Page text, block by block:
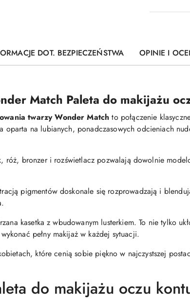
DOT. BEZPIECZEŃSTWA OPINIE I
Match Paleta do makijażu
twarzy Wonder Match to połączenie
oparta na lubianych, ponadczasowych odcieniach
bronzer i rozświetlacz pozwalają dowolnie
pigmentów doskonale się rozprowadzają i
kasetka z wbudowanym lusterkiem. To nie tylko
pełny makijaż w każdej sytuacji.
które cenią sobie piękno w najczystszej
do makijażu oczu